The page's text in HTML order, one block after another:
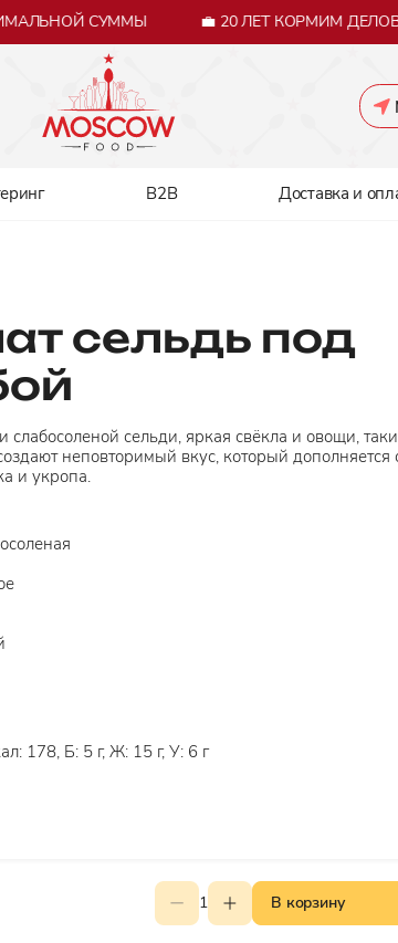
СУММЫ 💼 20 ЛЕТ КОРМИМ
B2B Доставка и
сельдь под
слабосоленой сельди, яркая свёкла и овощи,
неповторимый вкус, который дополняется
и укропа.
178, Б: 5 г, Ж: 15 г, У: 6 г
1 В корзину